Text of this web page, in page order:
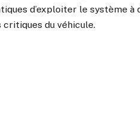
d’exploiter le système à
du véhicule.